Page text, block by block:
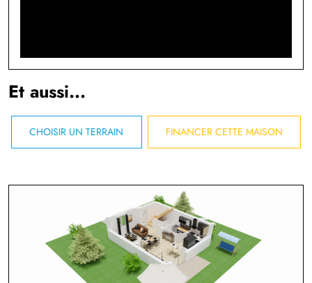
Et aussi...
CHOISIR UN TERRAIN FINANCER CETTE MAISON